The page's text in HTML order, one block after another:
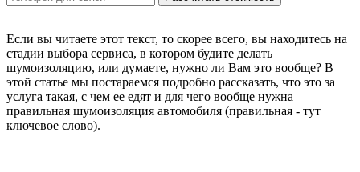
Если вы читаете этот текст, то скорее всего, вы находитесь на
стадии выбора сервиса, в котором будите делать
шумоизоляцию, или думаете, нужно ли Вам это вообще? В
этой статье мы постараемся подробно рассказать, что это за
услуга такая, с чем ее едят и для чего вообще нужна
правильная шумоизоляция автомобиля (правильная - тут
ключевое слово).